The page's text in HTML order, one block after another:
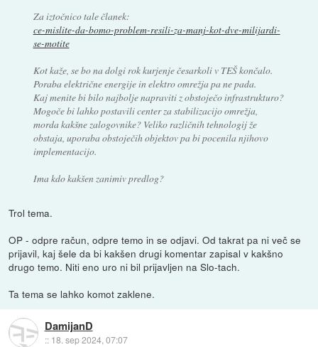
Za iztočnico tale članek:
ce-mislite-da-bomo-problem-resili-za-manj-kot-dve-milijardi-
se-motite
Kot kaže, se bo na dolgi rok kurjenje česarkoli v TEŠ končalo.
Poraba električne energije in elektro omrežja pa ne pada.
Kaj menite bi bilo najbolje napraviti z obstoječo infrastrukturo?
Mogoče bi lahko postavili center za stabilizacijo omrežja,
morda kakšne zalogovnike? Veliko različnih tehnologij že
obstaja, uporaba obstoječih objektov pa bi pocenila njihovo
implementacijo.
Ima kdo kakšen zanimiv predlog?
Trol tema.
OP - odpre račun, odpre temo in se odjavi. Od takrat pa ni več se
prijavil, kaj šele da bi kakšen drugi komentar zapisal v kakšno
drugo temo. Niti eno uro ni bil prijavljen na Slo-tach.
Ta tema se lahko komot zaklene.
DamijanD
:: 18. sep 2024, 07:07